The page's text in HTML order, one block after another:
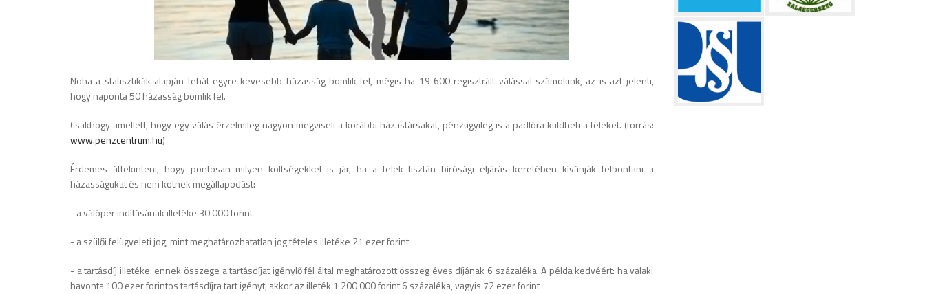
Noha a statisztikák alapján tehát egyre kevesebb házasság bomlik fel, mégis ha 19 600 regisztrált válással számolunk, az is azt jelenti,
hogy naponta 50 házasság bomlik fel.
Csakhogy amellett, hogy egy válás érzelmileg nagyon megviseli a korábbi házastársakat, pénzügyileg is a padlóra küldheti a feleket. (forrás:
www.penzcentrum.hu)
Érdemes áttekinteni, hogy pontosan milyen költségekkel is jár, ha a felek tisztán bírósági eljárás keretében kívánják felbontani a
házasságukat és nem kötnek megállapodást:
- a válóper indításának illetéke 30.000 forint
- a szülői felügyeleti jog, mint meghatározhatatlan jog tételes illetéke 21 ezer forint
- a tartásdíj illetéke: ennek összege a tartásdíjat igénylő fél által meghatározott összeg éves díjának 6 százaléka. A példa kedvéért: ha valaki
havonta 100 ezer forintos tartásdíjra tart igényt, akkor az illeték 1 200 000 forint 6 százaléka, vagyis 72 ezer forint